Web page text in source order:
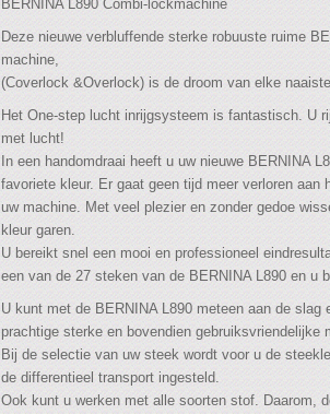
BERNINA L890 Combi-lockmachine
Deze nieuwe verbluffende sterke robuuste ruime
machine,
(Coverlock &Overlock) is de droom van elke
Het One-step lucht inrijgsysteem is fantastisch. U
met lucht!
In een handomdraai heeft u uw nieuwe BERNINA
favoriete kleur. Er gaat geen tijd meer verloren aan
uw machine. Met veel plezier en zonder gedoe
kleur garen.
U bereikt snel een mooi en professioneel
een van de 27 steken van de BERNINA L890 en u
U kunt met de BERNINA L890 meteen aan de slag
prachtige sterke en bovendien gebruiksvriendelijke
Bij de selectie van uw steek wordt voor u de
de differentieel transport ingesteld.
Ook kunt u werken met alle soorten stof. Daarom,